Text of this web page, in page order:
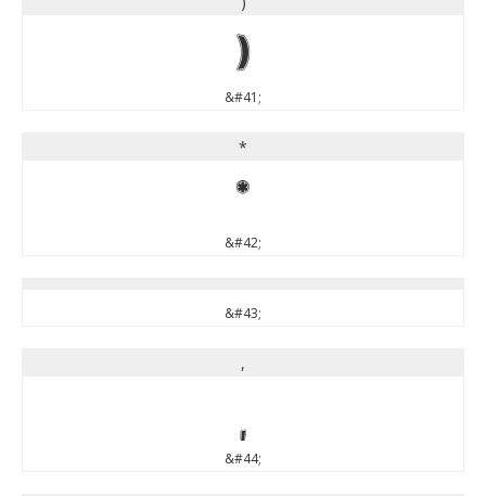
)
&#41;
*
*
&#42;
&#43;
,
&#44;